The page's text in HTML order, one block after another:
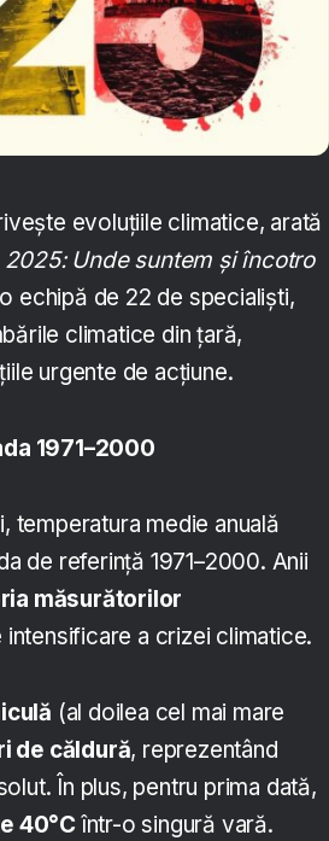
evoluțiile climatice, arată
2025: Unde suntem și încotro
echipă de 22 de specialiști,
climatice din țară,
urgente de acțiune.
1971–2000
temperatura medie anuală
de referință 1971–2000. Anii
măsurătorilor
a crizei climatice.
(al doilea cel mai mare
de căldură, reprezentând
În plus, pentru prima dată,
40°Cîntr-o singură vară.